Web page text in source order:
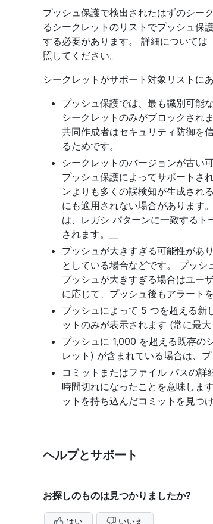
プッシュ保護で検出されたはずのシー
るシークレットのリストでプッシュ保
する必要があります。 詳細については
照してください。
シークレットがサポート対象リストに
プッシュ保護では、最も識別可能
シークレットのみがブロックされ
共同作成者はセキュリティ防御を
るためです。
シークレットのバージョンが古い
プッシュ保護によってサポートさ
ンよりも多くの誤検知が生成され
にも適用されない場合がありま
は、レガシ パターンに一致する
されます。__
プッシュが大きすぎる可能性があ
としている場合などです。 プッシ
プッシュが大きすぎる場合はユー
に応じて、プッシュ後もアラート
プッシュによって 5 つを超える新
ットのみが表示されます (常に最
プッシュに 1,000 を超える既存の
レット) が含まれている場合は、
コミットまたはファイル パスの
時間切れになったことを意味しま
ットを持ち込んだコミットを見つ
ヘルプとサポート
お探しのものは見つかりましたか?
はい いいえ